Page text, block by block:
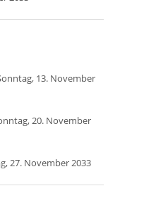
13. November
20. November
27. November 2033